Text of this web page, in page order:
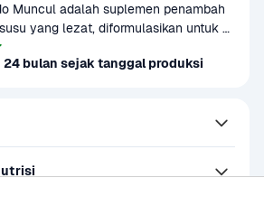
Muncul adalah suplemen penambah
yang lezat, diformulasikan untuk
dan mengatasi anemia. Diperkaya
B Kompleks, dan Asam Folat,
24 bulan sejak tanggal produksi